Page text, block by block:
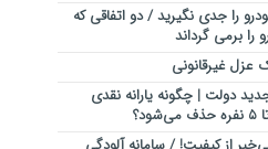
را جدی نگیرید / دو اتفاقی که
را بر­می گرداند
غیرقانونی
دولت | چگونه یارانه نقدی